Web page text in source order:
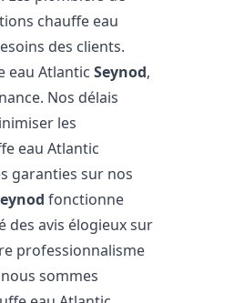
chauffe eau
des clients.
eau AtlanticSeynod,
Nos délais
les
eau Atlantic
garanties sur nos
fonctionne
des avis élogieux sur
professionnalisme
sommes